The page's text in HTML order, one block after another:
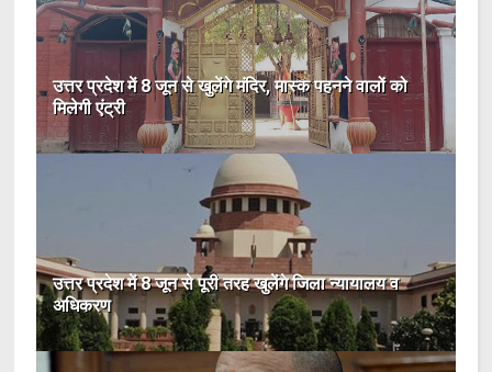
उत्तर प्रदेश में 8 जून से खुलेंगे मंदिर, मास्क पहनने वालों को
मिलेगी एंट्री
उत्तर प्रदेश में 8 जून से पूरी तरह खुलेंगे जिला न्यायालय व
अधिकरण